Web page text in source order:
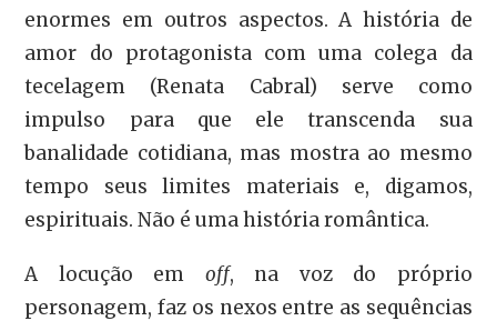
enormes em outros aspectos. A história de
amor do protagonista com uma colega da
tecelagem (Renata Cabral) serve como
impulso para que ele transcenda sua
banalidade cotidiana, mas mostra ao mesmo
tempo seus limites materiais e, digamos,
espirituais. Não é uma história romântica.
A locução em off, na voz do próprio
personagem, faz os nexos entre as sequências